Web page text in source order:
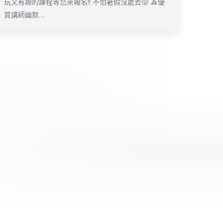
玩又有趣的課程等您來報名‼ 不怕暑假沒處去😜 🔺優
質講師幽默…